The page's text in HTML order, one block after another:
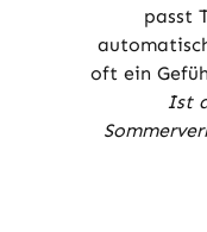
passt
oft ein
Ist